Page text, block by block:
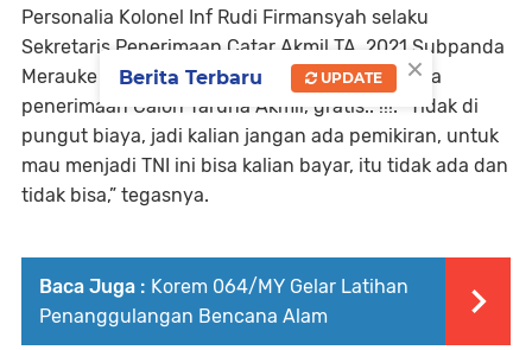
Personalia Kolonel Inf Rudi Firmansyah selaku
Sekretaris Penerimaan Catar Akmil TA. 2021 Subpanda
Merauke memberikan pengarahan bahwa pada
penerimaan Calon Taruna Akmil, gratis.. !!!. “Tidak di
pungut biaya, jadi kalian jangan ada pemikiran, untuk
mau menjadi TNI ini bisa kalian bayar, itu tidak ada dan
tidak bisa,” tegasnya.
Baca Juga : Korem 064/MY Gelar Latihan
Penanggulangan Bencana Alam
×
Berita Terbaru UPDATE